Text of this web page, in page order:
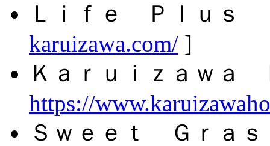
Ｌｉｆｅ Ｐｌｕｓ
karuizawa.com/ ]
Ｋａｒｕｉｚａｗ
https://
Ｓｗｅｅｔ Ｇｒａ